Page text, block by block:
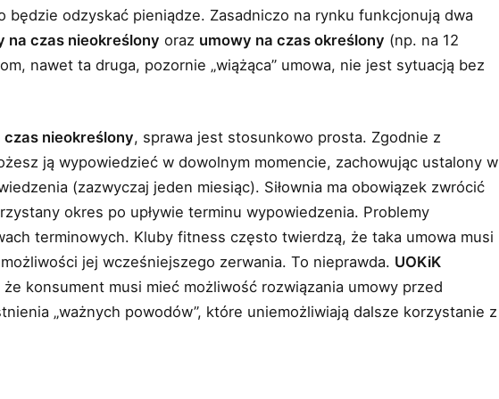
będzie odzyskać pieniądze. Zasadniczo na rynku funkcjonują dwa
na czas nieokreślony oraz umowy na czas określony (np. na 12
nawet ta druga, pozornie „wiążąca” umowa, nie jest sytuacją bez
czas nieokreślony, sprawa jest stosunkowo prosta. Zgodnie z
ją wypowiedzieć w dowolnym momencie, zachowując ustalony w
(zazwyczaj jeden miesiąc). Siłownia ma obowiązek zwrócić
okres po upływie terminu wypowiedzenia. Problemy
terminowych. Kluby fitness często twierdzą, że taka umowa musi
jej wcześniejszego zerwania. To nieprawda. UOKiK
że konsument musi mieć możliwość rozwiązania umowy przed
„ważnych powodów”, które uniemożliwiają dalsze korzystanie z